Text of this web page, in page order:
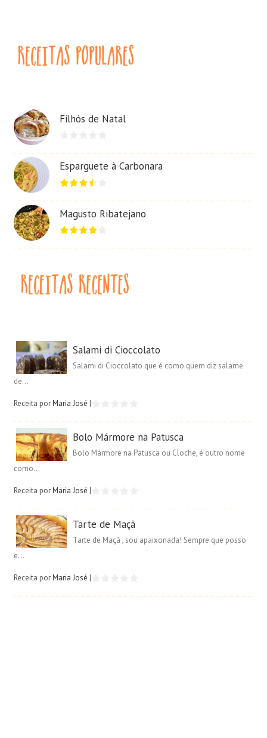
Filhós de Natal
Esparguete à Carbonara
Magusto Ribatejano
Salami di Cioccolato
Salami di Cioccolato que é como quem diz salame
de...
Receita porMaria José |
Bolo Mármore na Patusca
Bolo Mármore na Patusca ou Cloche, é outro nome
como...
Receita porMaria José |
Tarte de Maçã
Tarte de Maçã , sou apaixonada! Sempre que posso
e...
Receita porMaria José |